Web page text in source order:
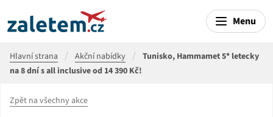
Menu
Hlavní strana Akční nabídky
Tunisko, Hammamet 5* letecky
na 8 dní s all inclusive od 14 390 Kč!
Zpět na všechny akce